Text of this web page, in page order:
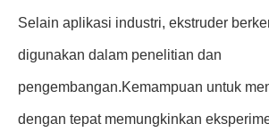
Selain aplikasi industri, ekstruder
digunakan dalam penelitian dan
pengembangan.Kemampuan untuk
dengan tepat memungkinkan